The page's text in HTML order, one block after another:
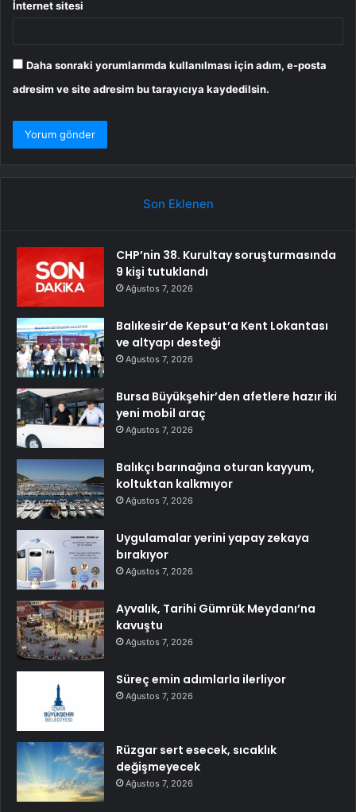
İnternet sitesi
Daha sonraki yorumlarımda kullanılması için adım, e-posta
adresim ve site adresim bu tarayıcıya kaydedilsin.
Son Eklenen
CHP’nin 38. Kurultay soruşturmasında
9 kişi tutuklandı
Ağustos 7, 2026
Balıkesir’de Kepsut’a Kent Lokantası
ve altyapı desteği
Ağustos 7, 2026
Bursa Büyükşehir’den afetlere hazır iki
yeni mobil araç
Ağustos 7, 2026
Balıkçı barınağına oturan kayyum,
koltuktan kalkmıyor
Ağustos 7, 2026
Uygulamalar yerini yapay zekaya
bırakıyor
Ağustos 7, 2026
Ayvalık, Tarihi Gümrük Meydanı’na
kavuştu
Ağustos 7, 2026
Süreç emin adımlarla ilerliyor
Ağustos 7, 2026
Rüzgar sert esecek, sıcaklık
değişmeyecek
Ağustos 7, 2026